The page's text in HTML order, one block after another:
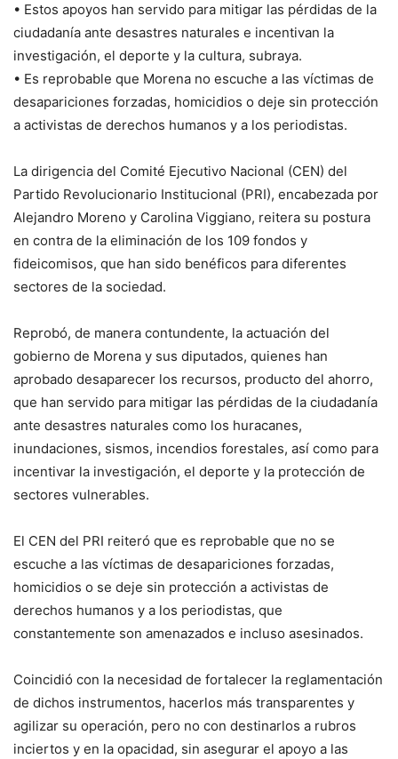
• Estos apoyos han servido para mitigar las pérdidas de la
ciudadanía ante desastres naturales e incentivan la
investigación, el deporte y la cultura, subraya.
• Es reprobable que Morena no escuche a las víctimas de
desapariciones forzadas, homicidios o deje sin protección
a activistas de derechos humanos y a los periodistas.
La dirigencia del Comité Ejecutivo Nacional (CEN) del
Partido Revolucionario Institucional (PRI), encabezada por
Alejandro Moreno y Carolina Viggiano, reitera su postura
en contra de la eliminación de los 109 fondos y
fideicomisos, que han sido benéficos para diferentes
sectores de la sociedad.
Reprobó, de manera contundente, la actuación del
gobierno de Morena y sus diputados, quienes han
aprobado desaparecer los recursos, producto del ahorro,
que han servido para mitigar las pérdidas de la ciudadanía
ante desastres naturales como los huracanes,
inundaciones, sismos, incendios forestales, así como para
incentivar la investigación, el deporte y la protección de
sectores vulnerables.
El CEN del PRI reiteró que es reprobable que no se
escuche a las víctimas de desapariciones forzadas,
homicidios o se deje sin protección a activistas de
derechos humanos y a los periodistas, que
constantemente son amenazados e incluso asesinados.
Coincidió con la necesidad de fortalecer la reglamentación
de dichos instrumentos, hacerlos más transparentes y
agilizar su operación, pero no con destinarlos a rubros
inciertos y en la opacidad, sin asegurar el apoyo a las